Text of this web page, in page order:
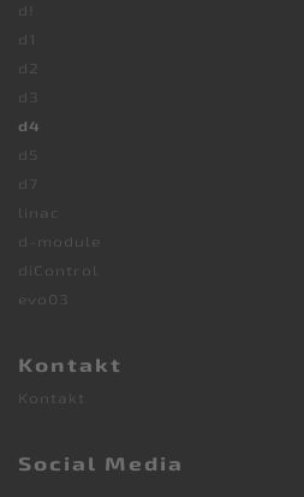
d!
d1
d2
d3
d4
d5
d7
linac
d-module
diControl
evo03
Kontakt
Kontakt
Social Media